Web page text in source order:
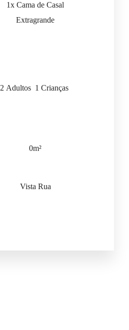
1x Cama de Casal
Extragrande
2 Adultos 1 Crianças
0m²
Vista Rua